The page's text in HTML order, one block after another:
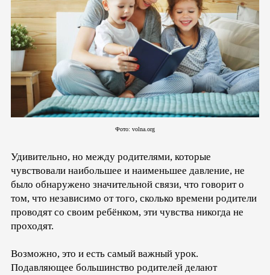
Фото: volna.org
Удивительно, но между родителями, которые
чувствовали наибольшее и наименьшее давление, не
было обнаружено значительной связи, что говорит о
том, что независимо от того, сколько времени родители
проводят со своим ребёнком, эти чувства никогда не
проходят.
Возможно, это и есть самый важный урок.
Подавляющее большинство родителей делают